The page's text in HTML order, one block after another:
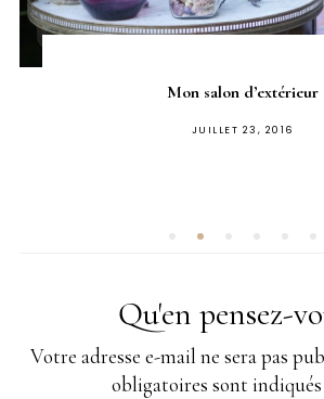
Mon salon d’extérieur
PUBLIÉ
JUILLET 23, 2016
Qu'en pensez-
Votre adresse e-mail ne sera pas
obligatoires sont indiqués